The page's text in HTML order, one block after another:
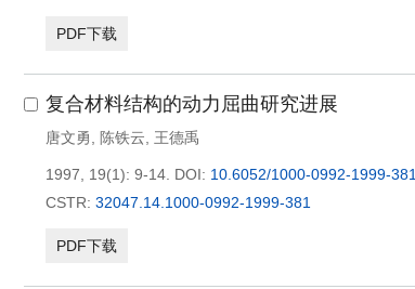
PDF下载
复合材料结构的动力屈曲研究进展
唐文勇 陈铁云 王德禹
1997, 19(1): 9-14. DOI: 10.6052/1000-0992-1999-381
CSTR: 32047.14.1000-0992-1999-381
PDF下载